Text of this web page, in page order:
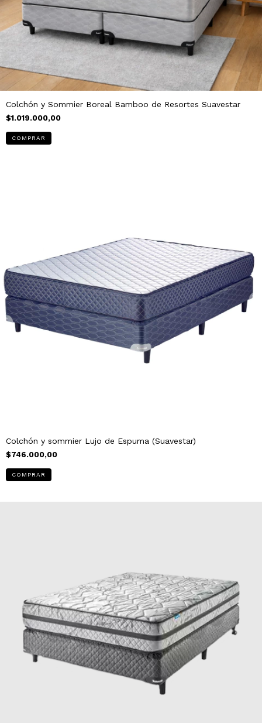
Colchón y Sommier Boreal Bamboo de Resortes Suavestar
$1.019.000,00
COMPRAR
Colchón y sommier Lujo de Espuma (Suavestar)
$746.000,00
COMPRAR